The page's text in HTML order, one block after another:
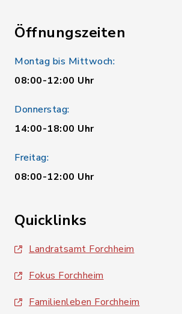
Öffnungszeiten
Montag bis Mittwoch:
08:00-12:00 Uhr
Donnerstag:
14:00-18:00 Uhr
Freitag:
08:00-12:00 Uhr
Quicklinks
Landratsamt Forchheim
Fokus Forchheim
Familienleben Forchheim